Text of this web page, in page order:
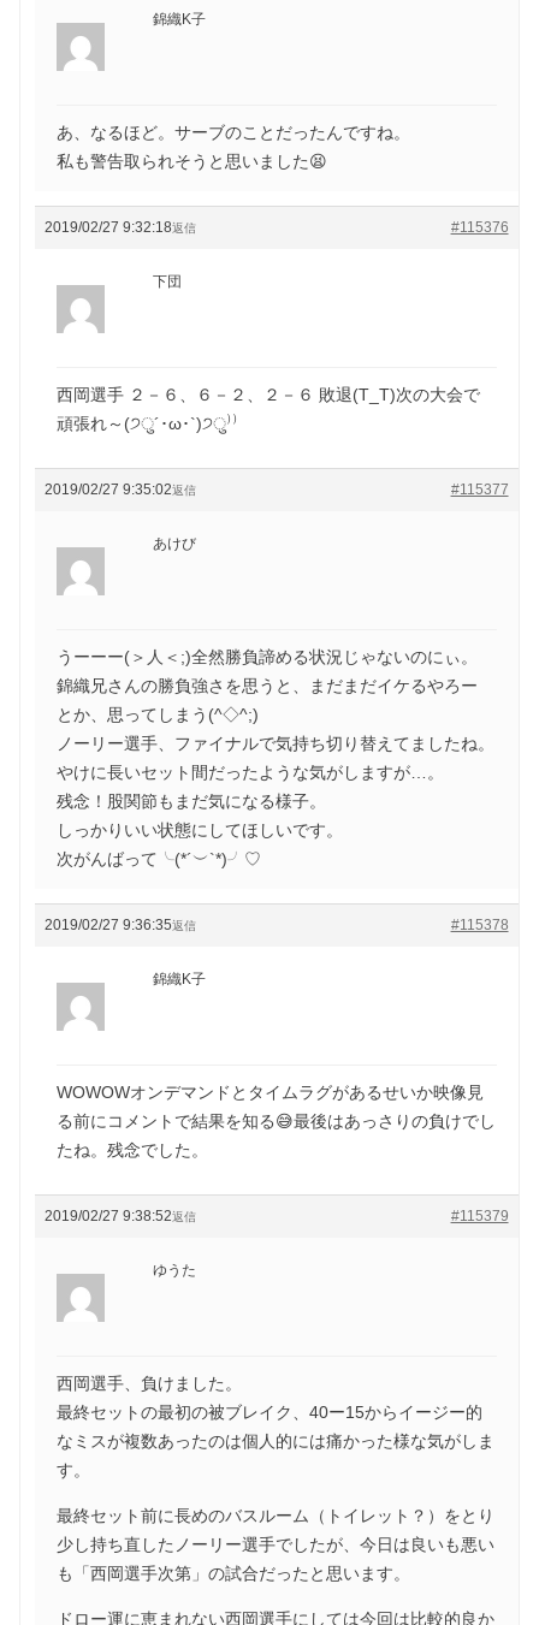
錦織K子
あ、なるほど。サーブのことだったんですね。
私も警告取られそうと思いました😫
2019/02/27 9:32:18 #115376
返信
下団
西岡選手 ２－６、６－２、２－６ 敗退(T_T)次の大会で
頑張れ～(੭ु´･ω･`)੭ु⁾⁾
2019/02/27 9:35:02 #115377
返信
あけび
うーーー(＞人＜;)全然勝負諦める状況じゃないのにぃ。
錦織兄さんの勝負強さを思うと、まだまだイケるやろー
とか、思ってしまう(^◇^;)
ノーリー選手、ファイナルで気持ち切り替えてましたね。
やけに長いセット間だったような気がしますが…。
残念！股関節もまだ気になる様子。
しっかりいい状態にしてほしいです。
次がんばって╰(*´︶`*)╯♡
2019/02/27 9:36:35 #115378
返信
錦織K子
WOWOWオンデマンドとタイムラグがあるせいか映像見
る前にコメントで結果を知る😅最後はあっさりの負けでし
たね。残念でした。
2019/02/27 9:38:52 #115379
返信
ゆうた
西岡選手、負けました。
最終セットの最初の被ブレイク、40ー15からイージー的
なミスが複数あったのは個人的には痛かった様な気がしま
す。
最終セット前に長めのバスルーム（トイレット？）をとり
少し持ち直したノーリー選手でしたが、今日は良いも悪い
も「西岡選手次第」の試合だったと思います。
ドロー運に恵まれない西岡選手にしては今回は比較的良か